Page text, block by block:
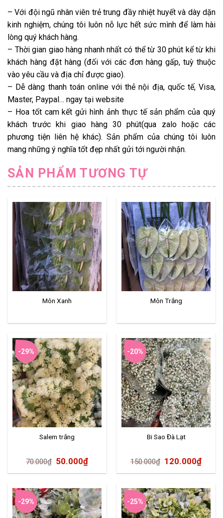
– Với đội ngũ nhân viên trẻ trung đầy nhiệt huyết và dày dặn
kinh nghiệm, chúng tôi luôn nỗ lực hết sức mình để làm hài
lòng quý khách hàng.
– Thời gian giao hàng nhanh nhất có thể từ 30 phút kể từ khi
khách hàng đặt hàng (đối với các đơn hàng gấp, tuỳ thuộc
vào yêu cầu và địa chỉ được giao).
– Dễ dàng thanh toán online với thẻ nội địa, quốc tế, Visa,
Master, Paypal… ngay tại website
– Hoa tốt cam kết gửi hình ảnh thực tế sản phẩm của quý
khách trước khi giao hàng 30 phút(qua zalo hoặc các
phương tiện liên hệ khác). Sản phẩm của chúng tôi luôn
mang những ý nghĩa tốt đẹp nhất gửi tới người nhận.
SẢN PHẨM TƯƠNG TỰ
Môn Xanh Môn Trắng
-29%
Salem trắng
70.000₫ 50.000₫
-20%
Bi Sao Đà Lạt
150.000₫ 120.000₫
-29% -25%